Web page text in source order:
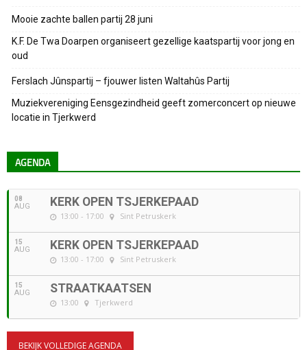
Mooie zachte ballen partij 28 juni
K.F. De Twa Doarpen organiseert gezellige kaatspartij voor jong en
oud
Ferslach Jûnspartij – fjouwer listen Waltahûs Partij
Muziekvereniging Eensgezindheid geeft zomerconcert op nieuwe
locatie in Tjerkwerd
AGENDA
08
AUG KERK OPEN TSJERKEPAAD
13:00 - 17:00 Sint Petruskerk
15
AUG KERK OPEN TSJERKEPAAD
13:00 - 17:00 Sint Petruskerk
15
AUG STRAATKAATSEN
13:00 Tjerkwerd
BEKIJK VOLLEDIGE AGENDA